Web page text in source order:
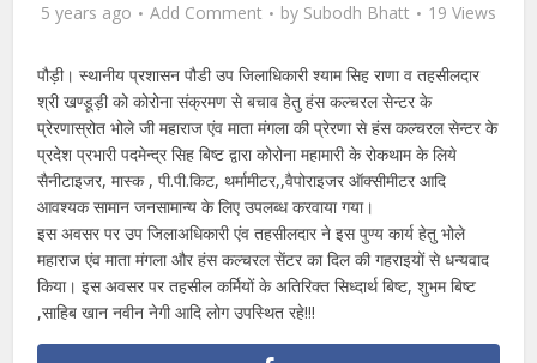
5 years ago Add Comment by Subodh Bhatt 19 Views
पौड़ी। स्थानीय प्रशासन पौडी उप जिलाधिकारी श्याम सिह राणा व तहसीलदार
श्री खण्डूड़ी को कोरोना संक्रमण से बचाव हेतु हंस कल्चरल सेन्टर के
प्रेरणास्रोत भोले जी महाराज एंव माता मंगला की प्रेरणा से हंस कल्चरल सेन्टर के
प्रदेश प्रभारी पदमेन्द्र सिह बिष्ट द्वारा कोरोना महामारी के रोकथाम के लिये
सैनीटाइजर, मास्क , पी.पी.किट, थर्मामीटर,,वैपोराइजर ऑक्सीमीटर आदि
आवश्यक सामान जनसामान्य के लिए उपलब्ध करवाया गया।
इस अवसर पर उप जिलाअधिकारी एंव तहसीलदार ने इस पुण्य कार्य हेतु भोले
महाराज एंव माता मंगला और हंस कल्चरल सेंटर का दिल की गहराइयों से धन्यवाद
किया। इस अवसर पर तहसील कर्मियों के अतिरिक्त सिध्दार्थ बिष्ट, शुभम बिष्ट
,साहिब खान नवीन नेगी आदि लोग उपस्थित रहे!!!